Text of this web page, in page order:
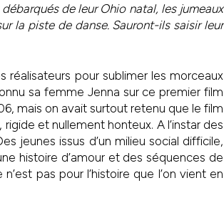
de leur Ohio natal, les jumeaux
la piste de danse. Sauront-ils saisir leur
réalisateurs pour sublimer les morceaux
sa femme Jenna sur ce premier film
mais on avait surtout retenu que le film
et nullement honteux. A l’instar des
jeunes issus d’un milieu social difficile,
histoire d’amour et des séquences de
pas pour l’histoire que l’on vient en